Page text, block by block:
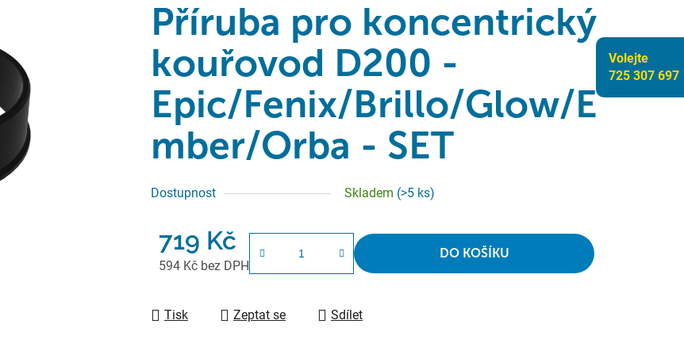
Volejte
725 307 697
Příruba pro koncentrický
kouřovod D200 -
Epic/Fenix/Brillo/Glow/E
mber/Orba - SET
Dostupnost Skladem (>5 ks)
719 Kč
594 Kč bez DPH
DO KOŠÍKU
Tisk Zeptat se Sdílet